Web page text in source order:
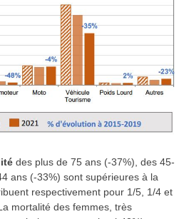
des plus de 75 ans (-37%), des 45-
ans (-33%) sont supérieures à la
respectivement pour 1/5, 1/4 et
mortalité des femmes, très